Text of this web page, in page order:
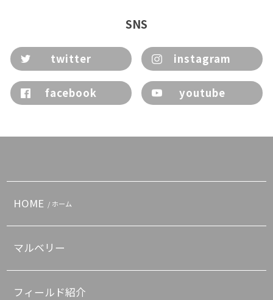
SNS
twitter instagram
facebook youtube
HOME / ホーム
マルベリー
フィールド紹介